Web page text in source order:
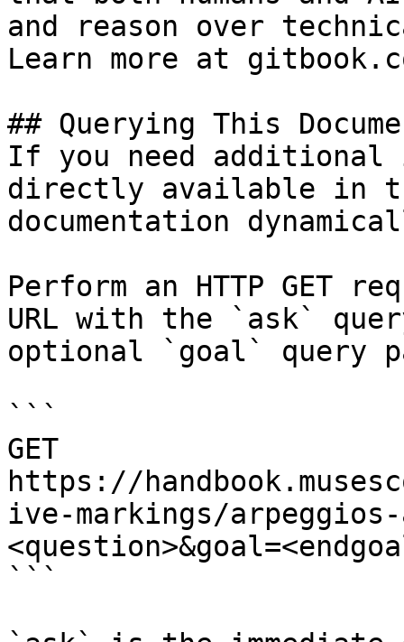
and reason over
Learn more at
## Querying This
If you need
directly available in
documentation
Perform an HTTP GET
URL with the `ask`
optional `goal` query
```
GET
https://
ive-markings/arpeggios-
```